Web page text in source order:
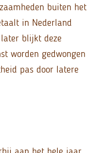
buiten het
in Nederland
blijkt deze
worden gedwongen
pas door latere